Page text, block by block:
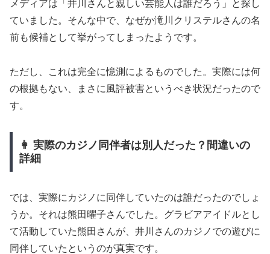
メディアは「井川さんと親しい芸能人は誰だろう」と探し
ていました。そんな中で、なぜか滝川クリステルさんの名
前も候補として挙がってしまったようです。
ただし、これは完全に憶測によるものでした。実際には何
の根拠もない、まさに風評被害というべき状況だったので
す。
👩 実際のカジノ同伴者は別人だった？間違いの
詳細
では、実際にカジノに同伴していたのは誰だったのでしょ
うか。それは熊田曜子さんでした。グラビアアイドルとし
て活動していた熊田さんが、井川さんのカジノでの遊びに
同伴していたというのが真実です。